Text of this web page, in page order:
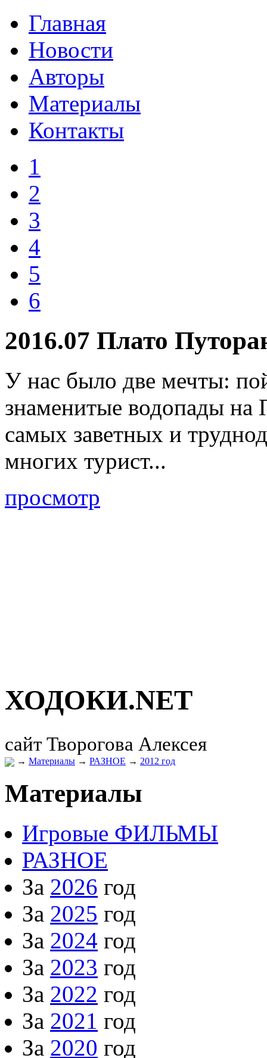
Главная
Новости
Авторы
Материалы
Контакты
1
2
3
4
5
6
2016.07 Плато
У нас было две мечты:
знаменитые водопады на
самых заветных и
многих турист...
просмотр
ХОДОКИ.NET
сайт Творогова Алексея
→ Материалы → РАЗНОЕ → 2012 год
Материалы
Игровые ФИЛЬМЫ
РАЗНОЕ
За 2026 год
За 2025 год
За 2024 год
За 2023 год
За 2022 год
За 2021 год
За 2020 год